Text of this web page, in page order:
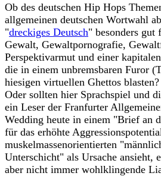
Ob des deutschen Hip Hops
allgemeinen deutschen Wortwahl
"dreckiges Deutsch" besonders gut
Gewalt, Gewaltpornografie,
Perspektivarmut und einer
die in einem unbremsbaren Furor
hiesigen virtuellen Ghettos blasten?
Oder sollten hier Sprachspiel und
ein Leser der Franfurter
Wedding heute in einem "Brief an
für das erhöhte
muskelmassenorientierten
Unterschicht" als Ursache ansieht,
aber nicht immer wohlklingende